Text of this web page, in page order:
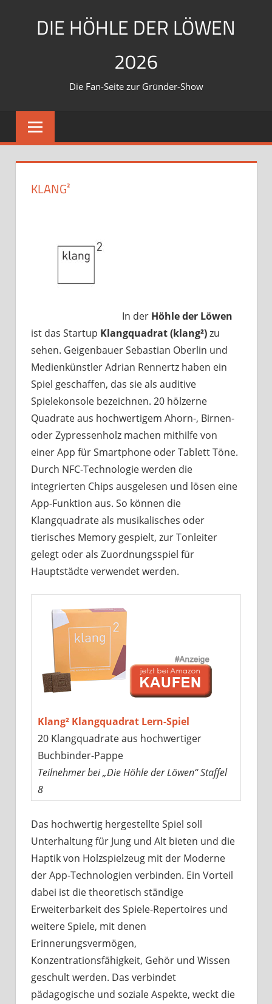
DIE HÖHLE DER LÖWEN
2026
Die Fan-Seite zur Gründer-Show
KLANG²
In der Höhle der Löwen
ist das Startup Klangquadrat (klang²)zu
sehen. Geigenbauer Sebastian Oberlin und
Medienkünstler Adrian Rennertz haben ein
Spiel geschaffen, das sie als auditive
Spielekonsole bezeichnen. 20 hölzerne
Quadrate aus hochwertigem Ahorn-, Birnen-
oder Zypressenholz machen mithilfe von
einer App für Smartphone oder Tablett Töne.
Durch NFC-Technologie werden die
integrierten Chips ausgelesen und lösen eine
App-Funktion aus. So können die
Klangquadrate als musikalisches oder
tierisches Memory gespielt, zur Tonleiter
gelegt oder als Zuordnungsspiel für
Hauptstädte verwendet werden.
Klang² Klangquadrat Lern-Spiel
20 Klangquadrate aus hochwertiger
Buchbinder-Pappe
Teilnehmer bei „Die Höhle der Löwen“ Staffel
8
Das hochwertig hergestellte Spiel soll
Unterhaltung für Jung und Alt bieten und die
Haptik von Holzspielzeug mit der Moderne
der App-Technologien verbinden. Ein Vorteil
dabei ist die theoretisch ständige
Erweiterbarkeit des Spiele-Repertoires und
weitere Spiele, mit denen
Erinnerungsvermögen,
Konzentrationsfähigkeit, Gehör und Wissen
geschult werden. Das verbindet
pädagogische und soziale Aspekte, weckt die